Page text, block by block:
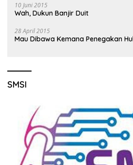
10 Juni 2015
Wah, Dukun Banjir Duit
28 April 2015
Mau Dibawa Kemana Penegakan
SMSI